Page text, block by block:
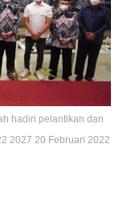
hadiri pelantikan dan
2027 20 Februari 2022